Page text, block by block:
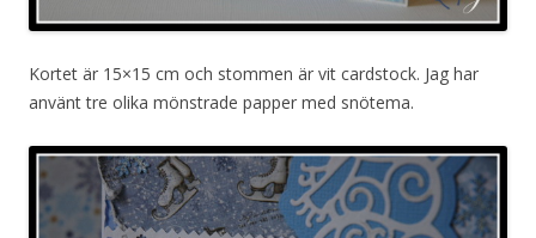
Kortet är 15×15 cm och stommen är vit cardstock. Jag har
använt tre olika mönstrade papper med snötema.